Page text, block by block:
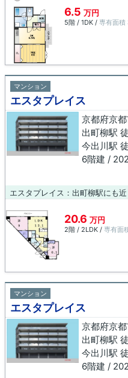
6.5 万円
5階 / 1DK / 専有面積
マンション
エスタプレイス
京都府京
出町柳駅
今出川駅
6階建 /
20.6 万円
2階 / 2LDK / 専有面
マンション
エスタプレイス
京都府京
出町柳駅
今出川駅
6階建 /